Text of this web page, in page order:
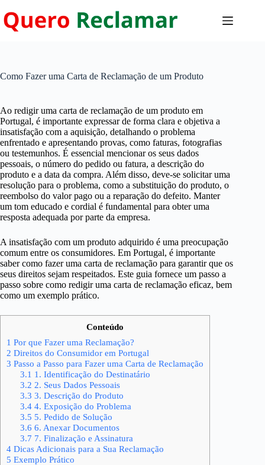
para
o
Como Fazer uma Carta de Reclamação de um Produto
Ao redigir uma carta de reclamação de um produto em
Portugal, é importante expressar de forma clara e objetiva a
insatisfação com a aquisição, detalhando o problema
enfrentado e apresentando provas, como faturas, fotografias
ou testemunhos. É essencial mencionar os seus dados
pessoais, o número do pedido ou fatura, a descrição do
produto e a data da compra. Além disso, deve-se solicitar uma
resolução para o problema, como a substituição do produto, o
reembolso do valor pago ou a reparação do defeito. Manter
um tom educado e cordial é fundamental para obter uma
resposta adequada por parte da empresa.
A insatisfação com um produto adquirido é uma preocupação
comum entre os consumidores. Em Portugal, é importante
saber como fazer uma carta de reclamação para garantir que os
seus direitos sejam respeitados. Este guia fornece um passo a
passo sobre como redigir uma carta de reclamação eficaz, bem
como um exemplo prático.
Conteúdo
1 Por que Fazer uma Reclamação?
2 Direitos do Consumidor em Portugal
3 Passo a Passo para Fazer uma Carta de Reclamação
3.1 1. Identificação do Destinatário
3.2 2. Seus Dados Pessoais
3.3 3. Descrição do Produto
3.44. Exposição do Problema
3.5 5. Pedido de Solução
3.6 6. Anexar Documentos
3.7 7. Finalização e Assinatura
4 Dicas Adicionais para a Sua Reclamação
5 Exemplo Prático